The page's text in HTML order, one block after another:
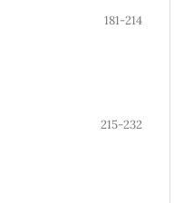
181-214
215-232